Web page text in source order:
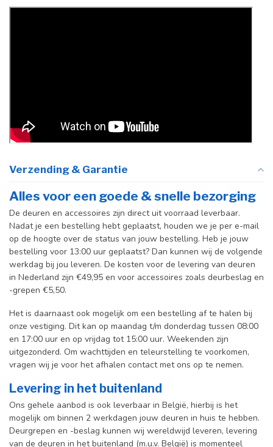
Verzending & Garantie
Alles voor een goede & snelle bezorging
De deuren en accessoires zijn direct uit voorraad leverbaar.
Nadat je een bestelling hebt geplaatst, houden we je per e-mail
op de hoogte over de status van jouw bestelling. Heb je jouw
bestelling voor 13:00 uur geplaatst? Dan kunnen wij de volgende
werkdag bij jou leveren. De kosten voor de levering van deuren
in Nederland zijn €49,95 en voor accessoires zoals deurbeslag en
-grepen €5,50.
Het is daarnaast ook mogelijk om een bestelling af te halen bij
onze vestiging. Dit kan op maandag t/m donderdag tussen 08:00
en 17:00 uur en op vrijdag tot 15:00 uur. Weekenden zijn
uitgezonderd. Om wachttijden en teleurstelling te voorkomen,
vragen wij je voor het afhalen contact met ons op te nemen.
Levering in het buitenland
Ons gehele aanbod is ook leverbaar in België, hierbij is het
mogelijk om binnen 2 werkdagen jouw deuren in huis te hebben.
Deurgrepen en -beslag kunnen wij wereldwijd leveren, levering
van de deuren in het buitenland (m.u.v. België) is momenteel